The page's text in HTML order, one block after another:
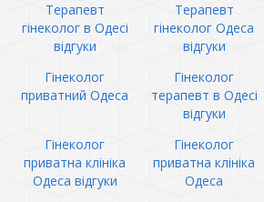
Терапевт
гінеколог в Одесі
відгуки
Терапевт
гінеколог Одеса
відгуки
Гінеколог
приватний Одеса
Гінеколог
терапевт в Одесі
відгуки
Гінеколог
приватна клініка
Одеса відгуки
Гінеколог
приватна клініка
Одеса